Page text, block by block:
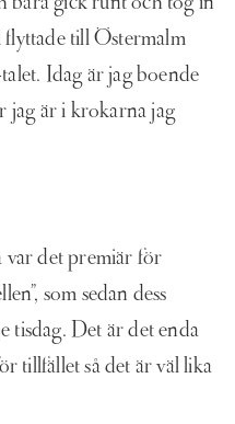
till Östermalm
Idag är jag boende
jag är i krokarna jag
var det premiär för
som sedan dess
tisdag. Det är det enda
tillfället så det är väl lika